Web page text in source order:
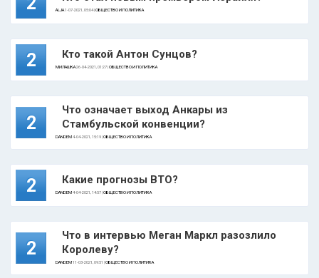
ALJA1-07-2021, 05:04 |ОБЩЕСТВО И ПОЛИТИКА
2 Кто такой Антон Сунцов?
МИЛАШКА26-04-2021, 01:27 |ОБЩЕСТВО И ПОЛИТИКА
2
Что означает выход Анкары из
Стамбульской конвенции?
DANDEM4-04-2021, 15:19 |ОБЩЕСТВО И ПОЛИТИКА
2 Какие прогнозы ВТО?
DANDEM4-04-2021, 14:57 |ОБЩЕСТВО И ПОЛИТИКА
2
Что в интервью Меган Маркл разозлило
Королеву?
DANDEM11-03-2021, 09:51 |ОБЩЕСТВО И ПОЛИТИКА